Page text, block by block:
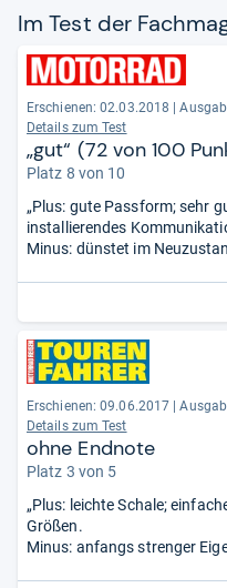
Im Test der
Erschienen: 02.03.2018
Details zum Test
„gut“ (72 von 100
Platz 8 von 10
„Plus: gute Passform; sehr
installierendes
Minus: dünstet im
Erschienen: 09.06.2017
Details zum Test
ohne Endnote
Platz 3 von 5
„Plus: leichte Schale;
Größen.
Minus: anfangs strenger